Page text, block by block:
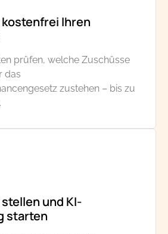
Ihren
prüfen, welche Zuschüsse
das
zustehen – bis zu
und KI-
starten